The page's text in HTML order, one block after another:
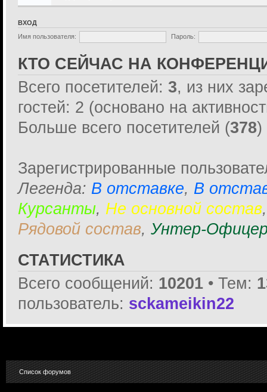
ВХОД
Имя пользователя:
Пароль:
КТО СЕЙЧАС НА
Всего посетителей: 3, из них
гостей: 2 (основано на
Больше всего посетителей (378)
Зарегистрированные
Легенда: В отставке, В
Курсанты, Не основной состав
Рядовой состав, Унтер-
СТАТИСТИКА
Всего сообщений: 10201 • Тем:
пользователь: sckameikin22
Список форумов